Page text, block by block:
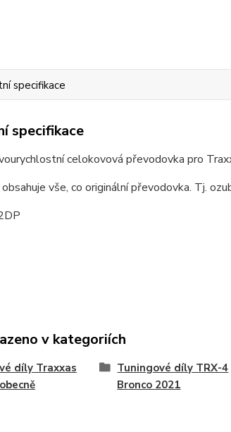
specifikace
specifikace
celokovová převodovka pro
vše, co originální převodovka. Tj.
v kategoriích
díly Traxxas
Tuningové díly TRX-4
Bronco 2021